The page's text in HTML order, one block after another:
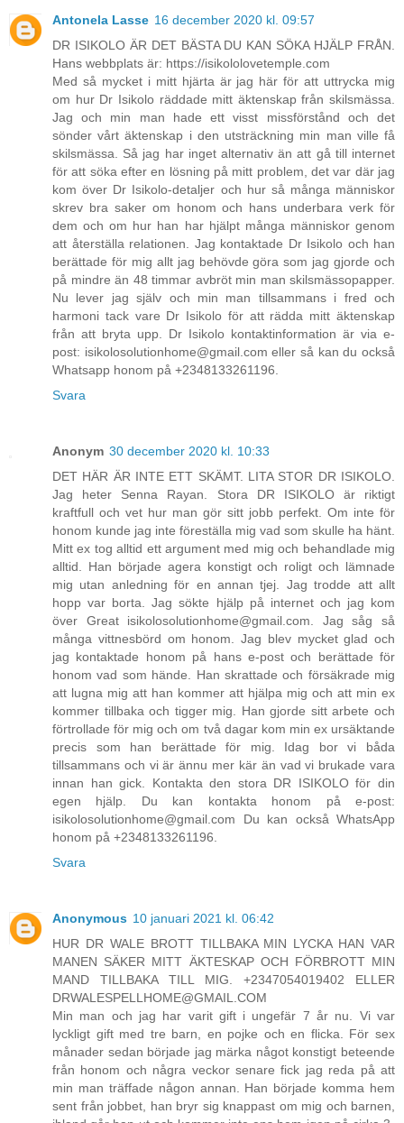
Antonela Lasse 16 december 2020 kl. 09:57
DR ISIKOLO ÄR DET BÄSTA DU KAN SÖKA HJÄLP FRÅN.
Hans webbplats är: https://isikololovetemple.com
Med så mycket i mitt hjärta är jag här för att uttrycka mig
om hur Dr Isikolo räddade mitt äktenskap från skilsmässa.
Jag och min man hade ett visst missförstånd och det
sönder vårt äktenskap i den utsträckning min man ville få
skilsmässa. Så jag har inget alternativ än att gå till internet
för att söka efter en lösning på mitt problem, det var där jag
kom över Dr Isikolo-detaljer och hur så många människor
skrev bra saker om honom och hans underbara verk för
dem och om hur han har hjälpt många människor genom
att återställa relationen. Jag kontaktade Dr Isikolo och han
berättade för mig allt jag behövde göra som jag gjorde och
på mindre än 48 timmar avbröt min man skilsmässopapper.
Nu lever jag själv och min man tillsammans i fred och
harmoni tack vare Dr Isikolo för att rädda mitt äktenskap
från att bryta upp. Dr Isikolo kontaktinformation är via e-
post: isikolosolutionhome@gmail.com eller så kan du också
Whatsapp honom på +2348133261196.
Svara
Anonym 30 december 2020 kl. 10:33
DET HÄR ÄR INTE ETT SKÄMT. LITA STOR DR ISIKOLO.
Jag heter Senna Rayan. Stora DR ISIKOLO är riktigt
kraftfull och vet hur man gör sitt jobb perfekt. Om inte för
honom kunde jag inte föreställa mig vad som skulle ha hänt.
Mitt ex tog alltid ett argument med mig och behandlade mig
alltid. Han började agera konstigt och roligt och lämnade
mig utan anledning för en annan tjej. Jag trodde att allt
hopp var borta. Jag sökte hjälp på internet och jag kom
över Great isikolosolutionhome@gmail.com. Jag såg så
många vittnesbörd om honom. Jag blev mycket glad och
jag kontaktade honom på hans e-post och berättade för
honom vad som hände. Han skrattade och försäkrade mig
att lugna mig att han kommer att hjälpa mig och att min ex
kommer tillbaka och tigger mig. Han gjorde sitt arbete och
förtrollade för mig och om två dagar kom min ex ursäktande
precis som han berättade för mig. Idag bor vi båda
tillsammans och vi är ännu mer kär än vad vi brukade vara
innan han gick. Kontakta den stora DR ISIKOLO för din
egen hjälp. Du kan kontakta honom på e-post:
isikolosolutionhome@gmail.com Du kan också WhatsApp
honom på +2348133261196.
Svara
Anonymous 10 januari 2021 kl. 06:42
HUR DR WALE BROTT TILLBAKA MIN LYCKA HAN VAR
MANEN SÄKER MITT ÄKTESKAP OCH FÖRBROTT MIN
MAND TILLBAKA TILL MIG. +2347054019402 ELLER
DRWALESPELLHOME@GMAIL.COM
Min man och jag har varit gift i ungefär 7 år nu. Vi var
lyckligt gift med tre barn, en pojke och en flicka. För sex
månader sedan började jag märka något konstigt beteende
från honom och några veckor senare fick jag reda på att
min man träffade någon annan. Han började komma hem
sent från jobbet, han bryr sig knappast om mig och barnen,